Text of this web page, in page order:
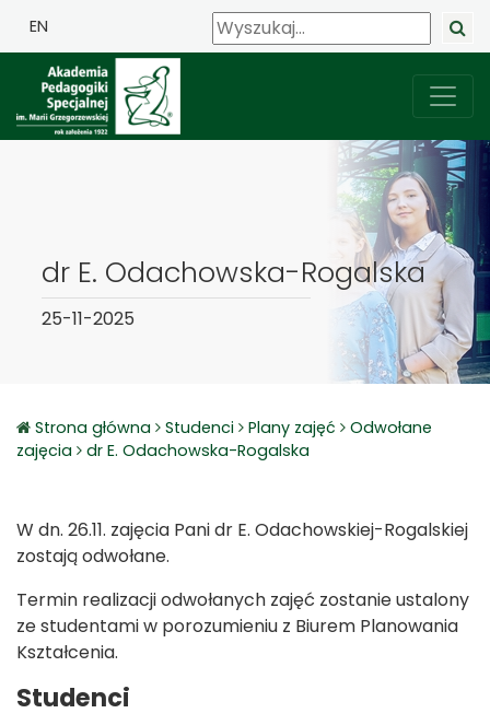
EN
dr E. Odachowska-Rogalska
25-11-2025
Strona główna Studenci Plany zajęć
Odwołane
zajęcia
dr E. Odachowska-Rogalska
Studenci
W dn. 26.11. zajęcia Pani dr E. Odachowskiej-Rogalskiej
zostają odwołane.
Termin realizacji odwołanych zajęć zostanie ustalony
ze studentami w porozumieniu z Biurem Planowania
Kształcenia.